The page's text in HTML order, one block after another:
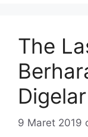
The
Digelar
9 Maret 2019